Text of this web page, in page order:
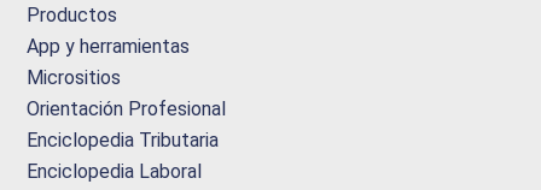
Productos
App y herramientas
Micrositios
Orientación Profesional
Enciclopedia Tributaria
Enciclopedia Laboral